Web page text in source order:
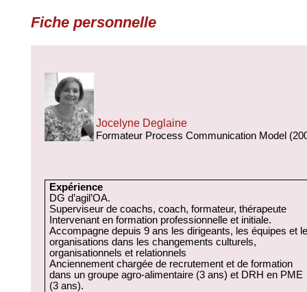
Fiche personnelle
Jocelyne Deglaine
Formateur Process Communication Model
Expérience
DG d’agil’OA.
Superviseur de coachs, coach, formateur, thérapeute
Intervenant en formation professionnelle et initiale.
Accompagne depuis 9 ans les dirigeants, les équipes et
organisations dans les changements culturels,
organisationnels et relationnels
Anciennement chargée de recrutement et de formation
dans un groupe agro-alimentaire (3 ans) et DRH en PME
(3 ans).